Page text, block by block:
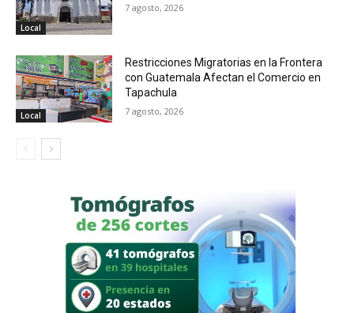
Local
7 agosto, 2026
Local
Restricciones Migratorias en la Frontera
con Guatemala Afectan el Comercio en
Tapachula
7 agosto, 2026